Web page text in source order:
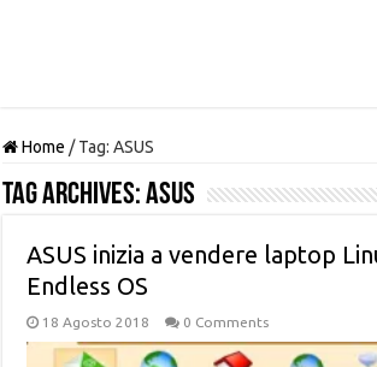
Home / Tag:ASUS
Tag Archives:ASUS
ASUS inizia a vendere laptop
Endless OS
18 Agosto 2018 0 Comments